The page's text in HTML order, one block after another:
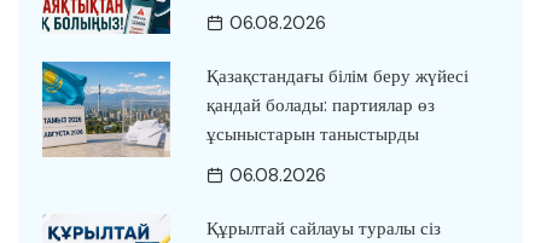
06.08.2026
Қазақстандағы білім беру жүйесі
қандай болады: партиялар өз
ұсыныстарын таныстырды
06.08.2026
Құрылтай сайлауы туралы сіз